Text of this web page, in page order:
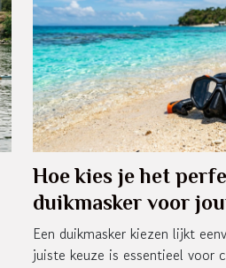
Hoe kies je het
duikmasker voor
avonturen?
Een duikmasker kiezen lijkt
juiste keuze is essentieel voor